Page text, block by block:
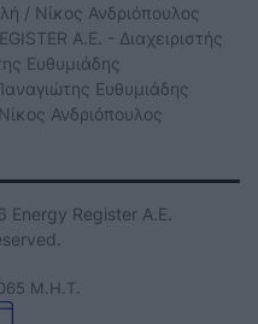
/ Νίκος Ανδριόπουλος
Α.Ε. - Διαχειριστής
Ευθυμιάδης
Ευθυμιάδης
Ανδριόπουλος
Register Α.Ε.
Μ.Η.Τ.